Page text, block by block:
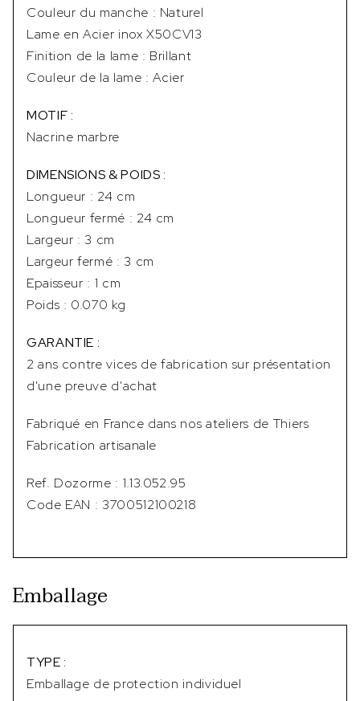
Couleur du manche : Naturel
Lame en Acier inox X50CV13
Finition de la lame : Brillant
Couleur de la lame : Acier
MOTIF :
Nacrine marbre
DIMENSIONS & POIDS :
Longueur : 24 cm
Longueur fermé : 24 cm
Largeur : 3 cm
Largeur fermé : 3 cm
Epaisseur : 1 cm
Poids : 0.070 kg
GARANTIE :
2 ans contre vices de fabrication sur présentation
d'une preuve d'achat
Fabriqué en France dans nos ateliers de Thiers
Fabrication artisanale
Ref. Dozorme : 1.13.052.95
Code EAN : 3700512100218
Emballage
TYPE :
Emballage de protection individuel